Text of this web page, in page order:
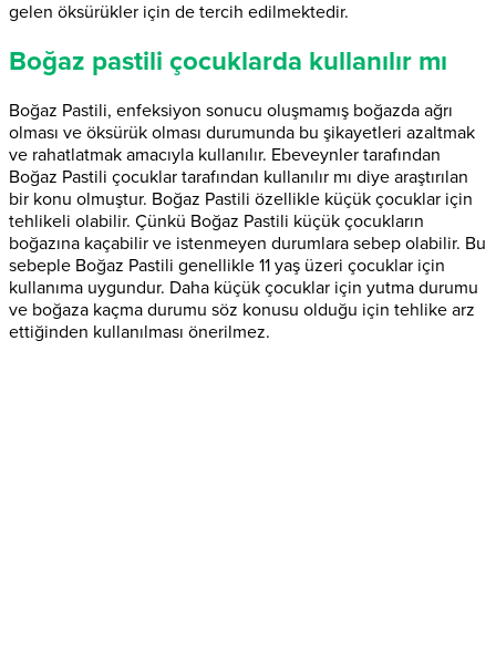
gelen öksürükler için de tercih edilmektedir.
Boğaz pastili çocuklarda kullanılır mı
Boğaz Pastili, enfeksiyon sonucu oluşmamış boğazda ağrı
olması ve öksürük olması durumunda bu şikayetleri azaltmak
ve rahatlatmak amacıyla kullanılır. Ebeveynler tarafından
Boğaz Pastili çocuklar tarafından kullanılır mı diye araştırılan
bir konu olmuştur. Boğaz Pastili özellikle küçük çocuklar için
tehlikeli olabilir. Çünkü Boğaz Pastili küçük çocukların
boğazına kaçabilir ve istenmeyen durumlara sebep olabilir. Bu
sebeple Boğaz Pastili genellikle 11 yaş üzeri çocuklar için
kullanıma uygundur. Daha küçük çocuklar için yutma durumu
ve boğaza kaçma durumu söz konusu olduğu için tehlike arz
ettiğinden kullanılması önerilmez.